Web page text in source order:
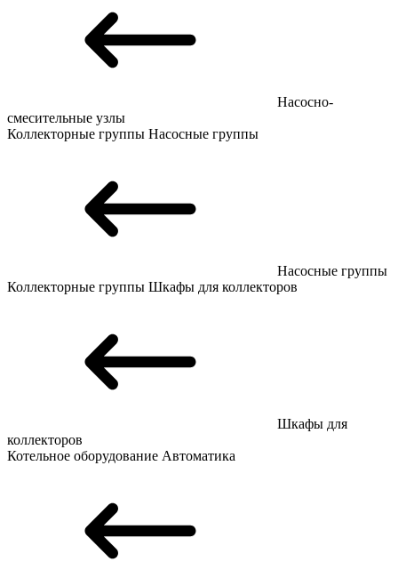
Насосно-
смесительные узлы
Коллекторные группы Насосные группы
Насосные группы
Коллекторные группы Шкафы для коллекторов
Шкафы для
коллекторов
Котельное оборудование Автоматика